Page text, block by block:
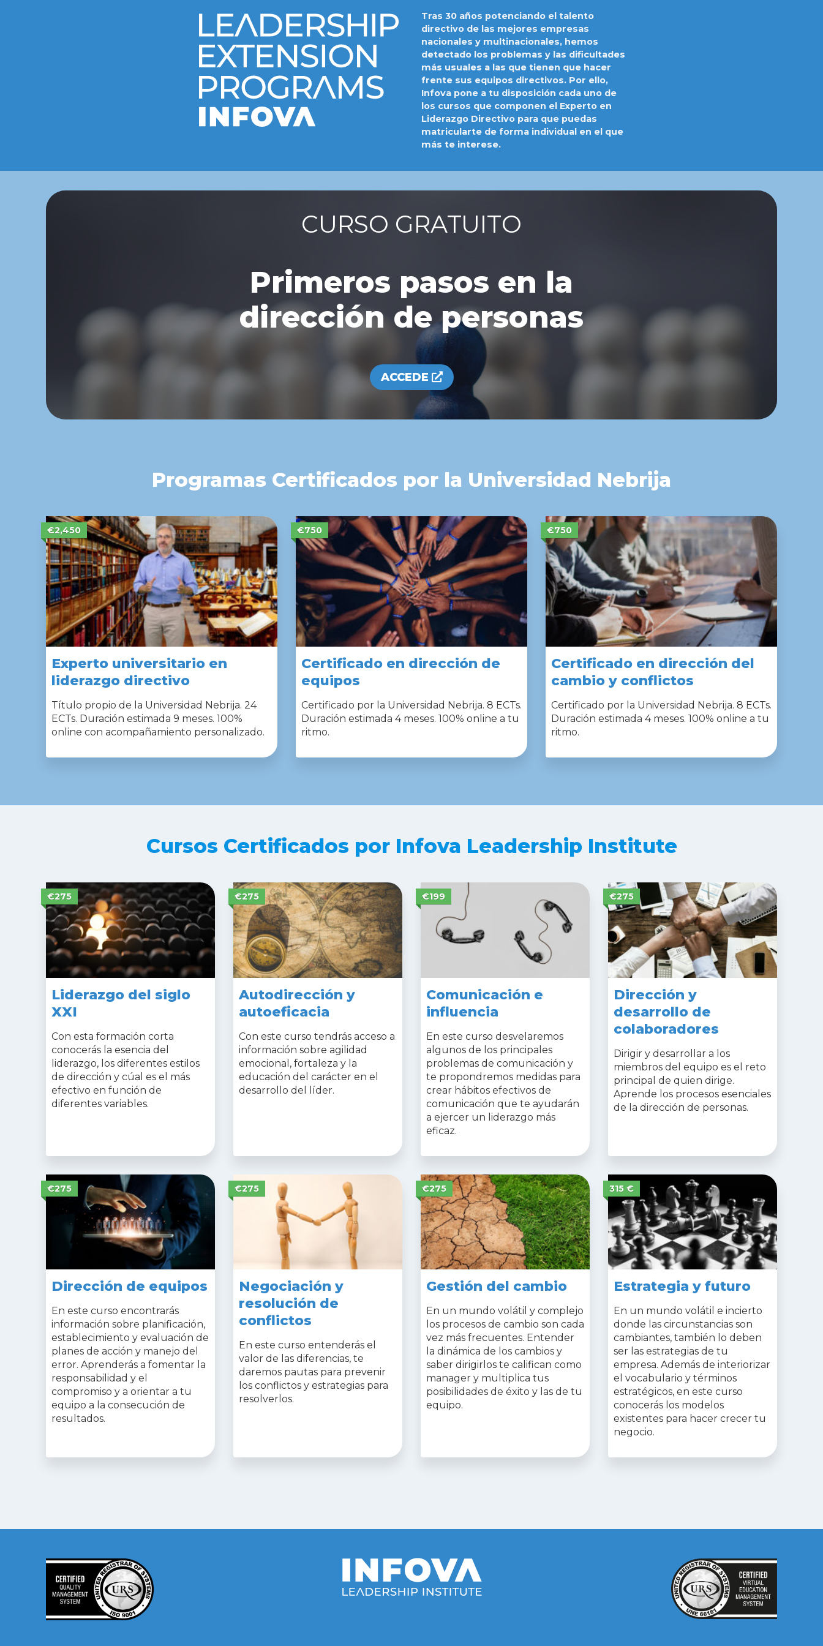
Tras 30 años potenciando el talento
directivo de las mejores empresas
nacionales y multinacionales, hemos
detectado los problemas y las dificultades
más usuales a las que tienen que hacer
frente sus equipos directivos. Por ello,
Infova pone a tu disposición cada uno de
los cursos que componen el Experto en
Liderazgo Directivo para que puedas
matricularte de forma individual en el que
más te interese.
CURSO GRATUITO
Primeros pasos en la
dirección de personas
ACCEDE
Programas Certificados por la Universidad Nebrija
€2,450
Experto universitario en
liderazgo directivo
Título propio de la Universidad Nebrija. 24
ECTs. Duración estimada 9 meses. 100%
online con acompañamiento personalizado.
€750
Certificado en dirección de
equipos
Certificado por la Universidad Nebrija. 8 ECTs.
Duración estimada 4 meses. 100% online a tu
ritmo.
€750
Certificado en dirección del
cambio y conflictos
Certificado por la Universidad Nebrija. 8 ECTs.
Duración estimada 4 meses. 100% online a tu
ritmo.
Cursos Certificados por Infova Leadership Institute
€275
Liderazgo del siglo
XXI
Con esta formación corta
conocerás la esencia del
liderazgo, los diferentes estilos
de dirección y cúal es el más
efectivo en función de
diferentes variables.
€275
Autodirección y
autoeficacia
Con este curso tendrás acceso a
información sobre agilidad
emocional, fortaleza y la
educación del carácter en el
desarrollo del líder.
€199
Comunicación e
influencia
En este curso desvelaremos
algunos de los principales
problemas de comunicación y
te propondremos medidas para
crear hábitos efectivos de
comunicación que te ayudarán
a ejercer un liderazgo más
eficaz.
€275
Dirección y
desarrollo de
colaboradores
Dirigir y desarrollar a los
miembros del equipo es el reto
principal de quien dirige.
Aprende los procesos esenciales
de la dirección de personas.
€275
Dirección de equipos
En este curso encontrarás
información sobre planificación,
establecimiento y evaluación de
planes de acción y manejo del
error. Aprenderás a fomentar la
responsabilidad y el
compromiso y a orientar a tu
equipo a la consecución de
resultados.
€275
Negociación y
resolución de
conflictos
En este curso entenderás el
valor de las diferencias, te
daremos pautas para prevenir
los conflictos y estrategias para
resolverlos.
€275
Gestión del cambio
En un mundo volátil y complejo
los procesos de cambio son cada
vez más frecuentes. Entender
la dinámica de los cambios y
saber dirigirlos te califican como
manager y multiplica tus
posibilidades de éxito y las de tu
equipo.
315 €
Estrategia y futuro
En un mundo volátil e incierto
donde las circunstancias son
cambiantes, también lo deben
ser las estrategias de tu
empresa. Además de interiorizar
el vocabulario y términos
estratégicos, en este curso
conocerás los modelos
existentes para hacer crecer tu
negocio.